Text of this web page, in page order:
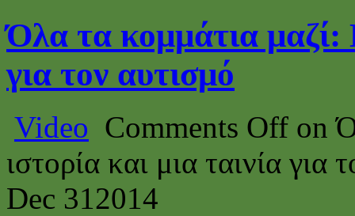
Όλα τα κομμάτια μαζί:
για τον αυτισμό
Video Comments Off on
ιστορία και μια ταινία για
Dec 312014